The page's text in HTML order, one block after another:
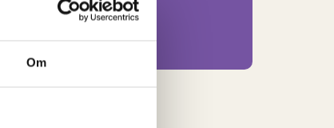
Om
et blødt underlag